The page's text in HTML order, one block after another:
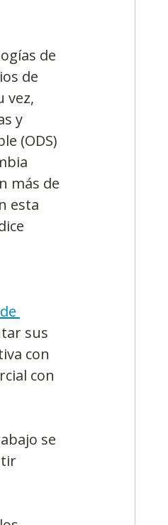
de
de
vez,
y
(ODS)
más de
esta
sus
con
con
se